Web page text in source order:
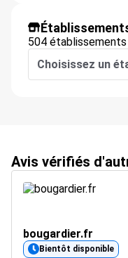
504
Choisissez un
Avis vérifiés
bougardier.fr
Bientôt disponible